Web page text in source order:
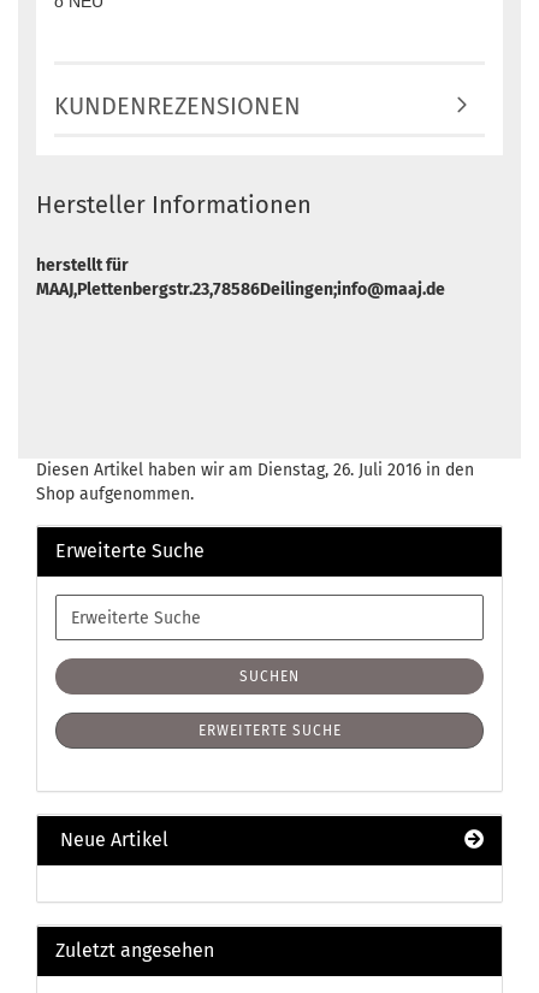
KUNDENREZENSIONEN
Hersteller Informationen
herstellt für
MAAJ,Plettenbergstr.23,78586Deilingen;info@maaj.de
Diesen Artikel haben wir am Dienstag, 26. Juli 2016 in den
Shop aufgenommen.
Erweiterte Suche
Erweiterte
Suche
SUCHEN
ERWEITERTE SUCHE
Neue Artikel
Zuletzt angesehen